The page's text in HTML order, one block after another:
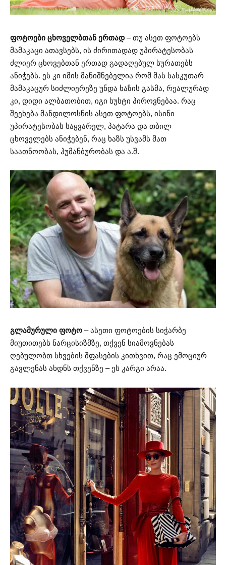
ფოტოები ცხოველბთან ერთად – თუ ასეთ ფოტოებს
მამაკაცი ათავსებს, ის ძირითადად უპირატესობას
ძლიერ ცხოვებთან ერთად გადაღებულ სურათებს
ანიჭებს. ეს კი იმის მანიშნებელია რომ მას სასკუთარ
მამაკაცურ სიძლიერეზე უნდა ხაზის გასმა, რეალურად
კი, დიდი ალბათობით, იგი სუსტი პიროვნებაა. რაც
შეეხება მანდილოსნის ასეთ ფოტოებს, ისინი
უპირატესობას საყვარელ, პატარა და თბილ
ცხოველებს ანიჭებენ, რაც ხაზს უსვამს მათ
საათნოობას, ჰუმანბურობას და ა.შ.
გლამურული ფოტო – ასეთი ფოტოების სიჭარბე
მიუთითებს ნარცისიზმზე, თქვენ სიამოვნებას
ღებულობთ სხვების შფასების კითხვით, რაც ემოციურ
გავლენას ახდნს თქვენზე – ეს კარგი არაა.